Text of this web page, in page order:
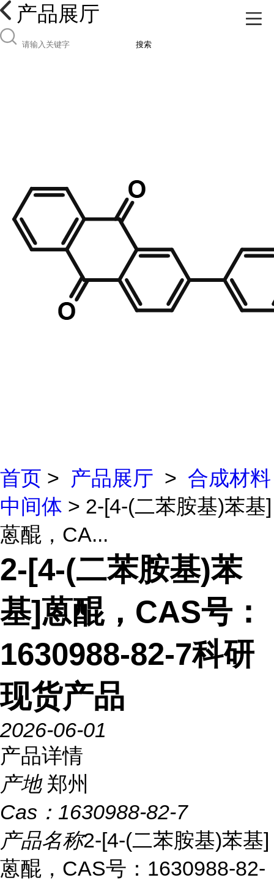
产品展厅
搜索
首页 > 产品展厅 > 合成材料
中间体 > 2-[4-(二苯胺基)苯基]
蒽醌，CA...
2-[4-(二苯胺基)苯
基]蒽醌，CAS号：
1630988-82-7科研
现货产品
2026-06-01
产品详情
产地 郑州
Cas： 1630988-82-7
产品名称2-[4-(二苯胺基)苯基]
蒽醌，CAS号：1630988-82-